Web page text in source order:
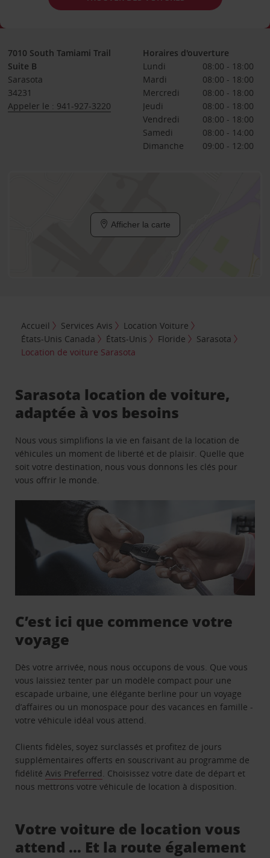
7010 South Tamiami Trail
Suite B
Sarasota
34231
Appeler le : 941-927-3220
Horaires d'ouverture
Lundi
08:00 - 18:00
Mardi
08:00 - 18:00
Mercredi
08:00 - 18:00
Jeudi
08:00 - 18:00
Vendredi
08:00 - 18:00
Samedi
08:00 - 14:00
Dimanche
09:00 - 12:00
Afficher la carte
Accueil Services Avis
Location Voiture
États-Unis Canada
États-Unis Floride
Sarasota
Location de voiture Sarasota
Sarasota location de voiture,
adaptée à vos besoins
Nous vous simplifions la vie en faisant de la location de
véhicules un moment de liberté et de plaisir. Quelle que
soit votre destination, nous vous donnons les clés pour
vous offrir le monde.
C’est ici que commence votre
voyage
Dès votre arrivée, nous nous occupons de vous. Que vous
vous laissiez tenter par un modèle compact pour une
escapade urbaine, une élégante berline pour un voyage
d’affaires ou un monospace pour des vacances en famille -
votre véhicule idéal vous attend.
Clients fidèles, soyez surclassés et profitez de jours
supplémentaires offerts en souscrivant au programme de
fidélitéAvis Preferred. Choisissez votre date de départ et
nous mettrons votre véhicule de location à disposition.
Votre voiture de location vous
attend … Et la route également